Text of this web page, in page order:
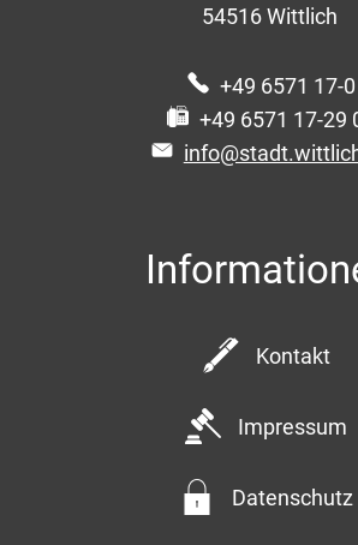
54516 Wittlich
+49 6571 17-0
+49 6571 17-29
Kontakt
Impressum
Datenschutz